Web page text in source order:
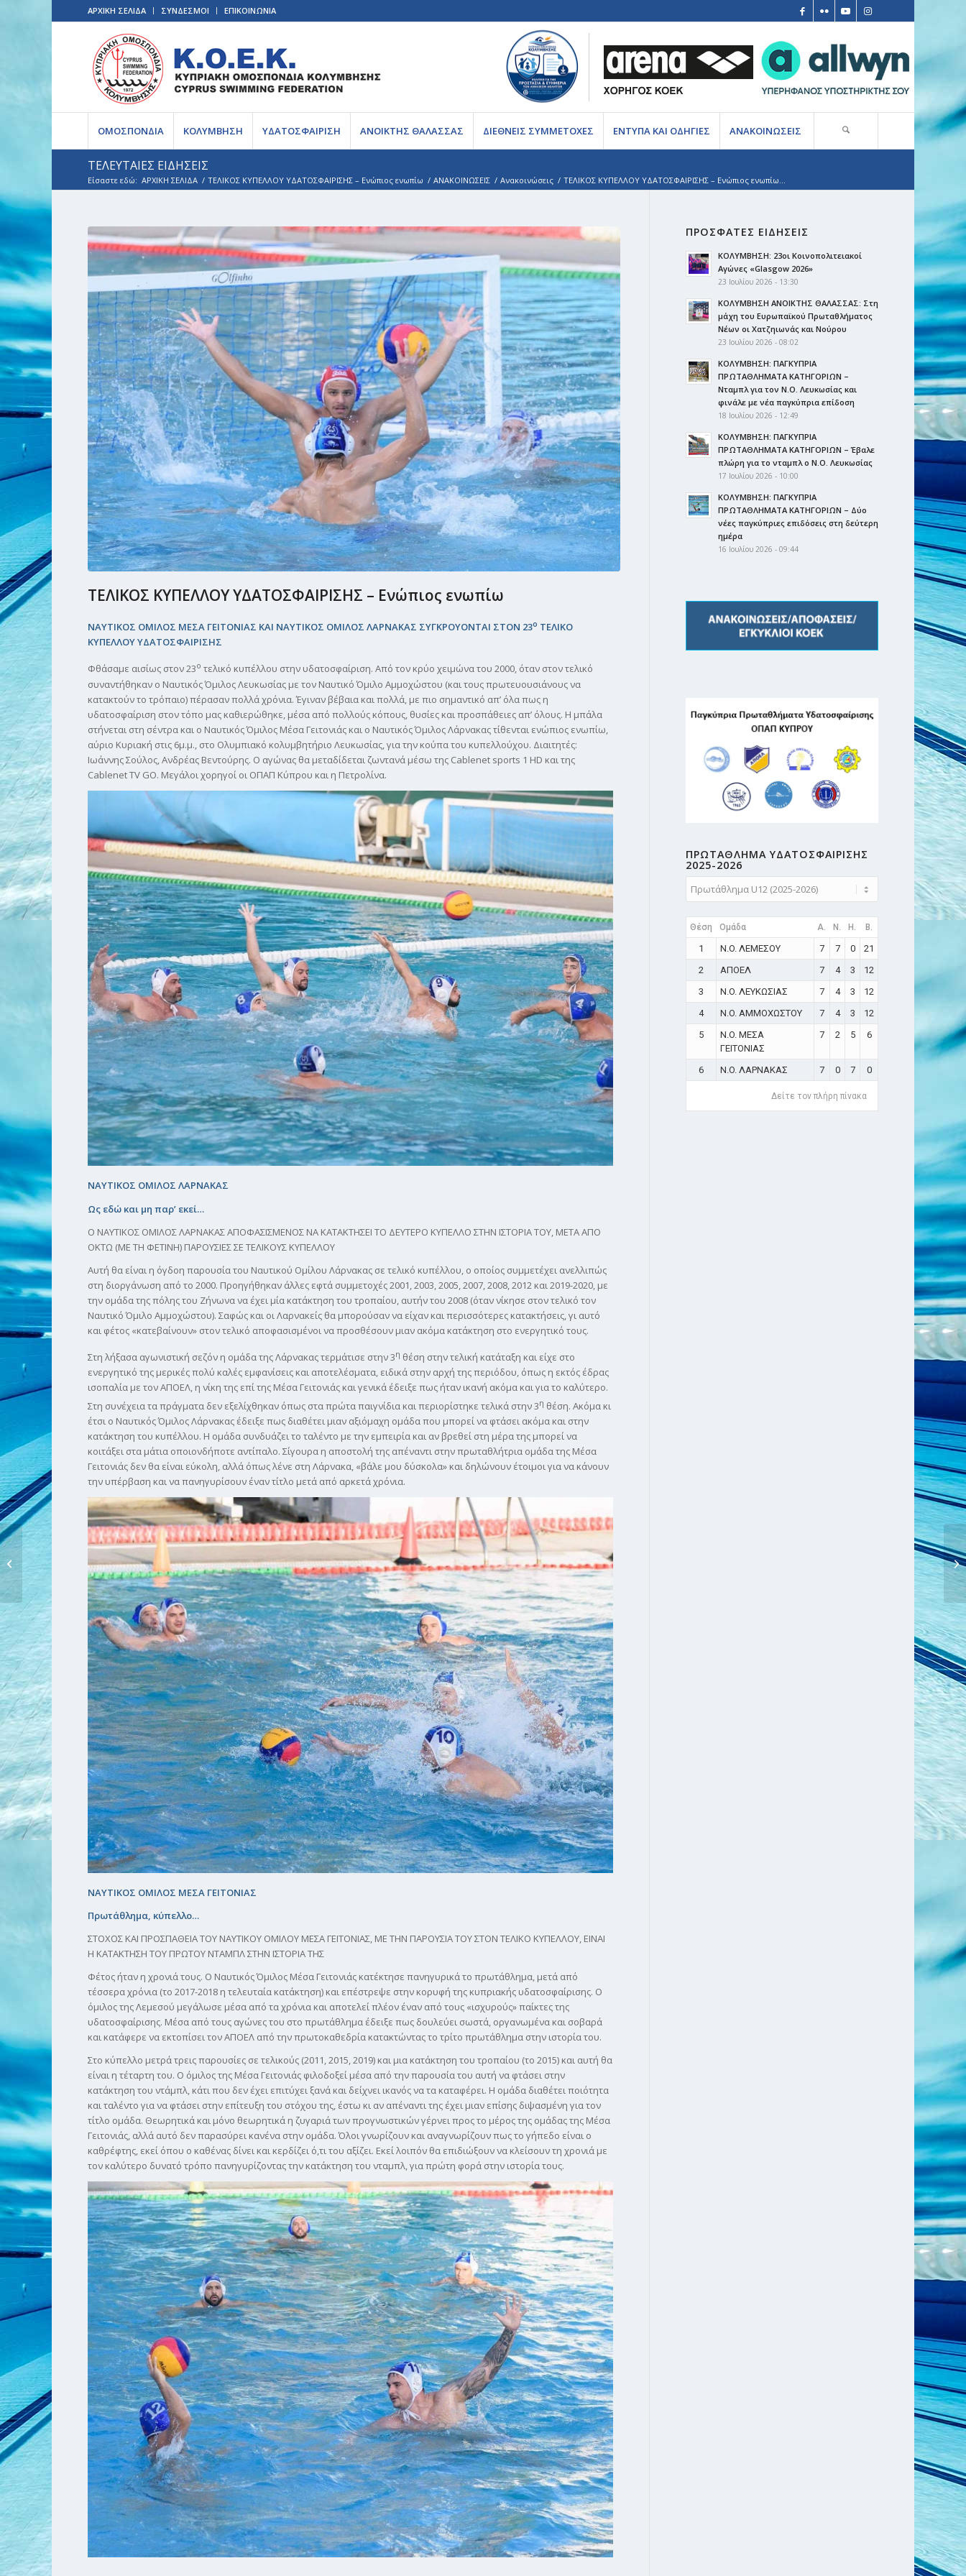
ΑΡΧΙΚΗ ΣΕΛΙΔΑ ΣΥΝΔΕΣΜΟΙ ΕΠΙΚΟΙΝΩΝΙΑ
ΟΜΟΣΠΟΝΔΙΑ ΚΟΛΥΜΒΗΣΗ ΥΔΑΤΟΣΦΑΙΡΙΣΗ ΑΝΟΙΚΤΗΣ ΘΑΛΑΣΣΑΣ ΔΙΕΘΝΕΙΣ ΣΥΜΜΕΤΟΧΕΣ ΕΝΤΥΠΑ ΚΑΙ ΟΔΗΓΙΕΣ ΑΝΑΚΟΙΝΩΣΕΙΣ
ΤΕΛΕΥΤΑΙΕΣ ΕΙΔΗΣΕΙΣ
Είσαστε εδώ: ΑΡΧΙΚΗ ΣΕΛΙΔΑ / ΤΕΛΙΚΟΣ ΚΥΠΕΛΛΟΥ ΥΔΑΤΟΣΦΑΙΡΙΣΗΣ – Ενώπιος ενωπίω / ΑΝΑΚΟΙΝΩΣΕΙΣ / Ανακοινώσεις / ΤΕΛΙΚΟΣ ΚΥΠΕΛΛΟΥ ΥΔΑΤΟΣΦΑΙΡΙΣΗΣ – Ενώπιος ενωπίω...
ΤΕΛΙΚΟΣ ΚΥΠΕΛΛΟΥ ΥΔΑΤΟΣΦΑΙΡΙΣΗΣ – Ενώπιος ενωπίω
ΝΑΥΤΙΚΟΣ ΟΜΙΛΟΣ ΜΕΣΑ ΓΕΙΤΟΝΙΑΣ ΚΑΙ ΝΑΥΤΙΚΟΣ ΟΜΙΛΟΣ ΛΑΡΝΑΚΑΣ ΣΥΓΚΡΟΥΟΝΤΑΙ ΣΤΟΝ 23ο ΤΕΛΙΚΟ
ΚΥΠΕΛΛΟΥ ΥΔΑΤΟΣΦΑΙΡΙΣΗΣ
Φθάσαμε αισίως στον 23ο τελικό κυπέλλου στην υδατοσφαίριση. Από τον κρύο χειμώνα του 2000, όταν στον τελικό
συναντήθηκαν ο Ναυτικός Όμιλος Λευκωσίας με τον Ναυτικό Όμιλο Αμμοχώστου (και τους πρωτευουσιάνους να
κατακτούν το τρόπαιο) πέρασαν πολλά χρόνια. Έγιναν βέβαια και πολλά, με πιο σημαντικό απ’ όλα πως η
υδατοσφαίριση στον τόπο μας καθιερώθηκε, μέσα από πολλούς κόπους, θυσίες και προσπάθειες απ’ όλους. Η μπάλα
στήνεται στη σέντρα και ο Ναυτικός Όμιλος Μέσα Γειτονιάς και ο Ναυτικός Όμιλος Λάρνακας τίθενται ενώπιος ενωπίω,
αύριο Κυριακή στις 6μ.μ., στο Ολυμπιακό κολυμβητήριο Λευκωσίας, για την κούπα του κυπελλούχου. Διαιτητές:
Ιωάννης Σούλος, Ανδρέας Βεντούρης. Ο αγώνας θα μεταδίδεται ζωντανά μέσω της Cablenet sports 1 HD και της
Cablenet TV GO. Μεγάλοι χορηγοί οι ΟΠΑΠ Κύπρου και η Πετρολίνα.
ΝΑΥΤΙΚΟΣ ΟΜΙΛΟΣ ΛΑΡΝΑΚΑΣ
Ως εδώ και μη παρ’ εκεί…
Ο ΝΑΥΤΙΚΟΣ ΟΜΙΛΟΣ ΛΑΡΝΑΚΑΣ ΑΠΟΦΑΣΙΣΜΕΝΟΣ ΝΑ ΚΑΤΑΚΤΗΣΕΙ ΤΟ ΔΕΥΤΕΡΟ ΚΥΠΕΛΛΟ ΣΤΗΝ ΙΣΤΟΡΙΑ ΤΟΥ, ΜΕΤΑ ΑΠΟ
ΟΚΤΩ (ΜΕ ΤΗ ΦΕΤΙΝΗ) ΠΑΡΟΥΣΙΕΣ ΣΕ ΤΕΛΙΚΟΥΣ ΚΥΠΕΛΛΟΥ
Αυτή θα είναι η όγδοη παρουσία του Ναυτικού Ομίλου Λάρνακας σε τελικό κυπέλλου, ο οποίος συμμετέχει ανελλιπώς
στη διοργάνωση από το 2000. Προηγήθηκαν άλλες εφτά συμμετοχές 2001, 2003, 2005, 2007, 2008, 2012 και 2019-2020, με
την ομάδα της πόλης του Ζήνωνα να έχει μία κατάκτηση του τροπαίου, αυτήν του 2008 (όταν νίκησε στον τελικό τον
Ναυτικό Όμιλο Αμμοχώστου). Σαφώς και οι Λαρνακείς θα μπορούσαν να είχαν και περισσότερες κατακτήσεις, γι αυτό
και φέτος «κατεβαίνουν» στον τελικό αποφασισμένοι να προσθέσουν μιαν ακόμα κατάκτηση στο ενεργητικό τους.
Στη λήξασα αγωνιστική σεζόν η ομάδα της Λάρνακας τερμάτισε στην 3η θέση στην τελική κατάταξη και είχε στο
ενεργητικό της μερικές πολύ καλές εμφανίσεις και αποτελέσματα, ειδικά στην αρχή της περιόδου, όπως η εκτός έδρας
ισοπαλία με τον ΑΠΟΕΛ, η νίκη της επί της Μέσα Γειτονιάς και γενικά έδειξε πως ήταν ικανή ακόμα και για το καλύτερο.
Στη συνέχεια τα πράγματα δεν εξελίχθηκαν όπως στα πρώτα παιγνίδια και περιορίστηκε τελικά στην 3η θέση. Ακόμα κι
έτσι ο Ναυτικός Όμιλος Λάρνακας έδειξε πως διαθέτει μιαν αξιόμαχη ομάδα που μπορεί να φτάσει ακόμα και στην
κατάκτηση του κυπέλλου. Η ομάδα συνδυάζει το ταλέντο με την εμπειρία και αν βρεθεί στη μέρα της μπορεί να
κοιτάξει στα μάτια οποιονδήποτε αντίπαλο. Σίγουρα η αποστολή της απέναντι στην πρωταθλήτρια ομάδα της Μέσα
Γειτονιάς δεν θα είναι εύκολη, αλλά όπως λένε στη Λάρνακα, «βάλε μου δύσκολα» και δηλώνουν έτοιμοι για να κάνουν
την υπέρβαση και να πανηγυρίσουν έναν τίτλο μετά από αρκετά χρόνια.
ΝΑΥΤΙΚΟΣ ΟΜΙΛΟΣ ΜΕΣΑ ΓΕΙΤΟΝΙΑΣ
Πρωτάθλημα, κύπελλο…
ΣΤΟΧΟΣ ΚΑΙ ΠΡΟΣΠΑΘΕΙΑ ΤΟΥ ΝΑΥΤΙΚΟΥ ΟΜΙΛΟΥ ΜΕΣΑ ΓΕΙΤΟΝΙΑΣ, ΜΕ ΤΗΝ ΠΑΡΟΥΣΙΑ ΤΟΥ ΣΤΟΝ ΤΕΛΙΚΟ ΚΥΠΕΛΛΟΥ, ΕΙΝΑΙ
Η ΚΑΤΑΚΤΗΣΗ ΤΟΥ ΠΡΩΤΟΥ ΝΤΑΜΠΛ ΣΤΗΝ ΙΣΤΟΡΙΑ ΤΗΣ
Φέτος ήταν η χρονιά τους. Ο Ναυτικός Όμιλος Μέσα Γειτονιάς κατέκτησε πανηγυρικά το πρωτάθλημα, μετά από
τέσσερα χρόνια (το 2017-2018 η τελευταία κατάκτηση) και επέστρεψε στην κορυφή της κυπριακής υδατοσφαίρισης. Ο
όμιλος της Λεμεσού μεγάλωσε μέσα από τα χρόνια και αποτελεί πλέον έναν από τους «ισχυρούς» παίκτες της
υδατοσφαίρισης. Μέσα από τους αγώνες του στο πρωτάθλημα έδειξε πως δουλεύει σωστά, οργανωμένα και σοβαρά
και κατάφερε να εκτοπίσει τον ΑΠΟΕΛ από την πρωτοκαθεδρία κατακτώντας το τρίτο πρωτάθλημα στην ιστορία του.
Στο κύπελλο μετρά τρεις παρουσίες σε τελικούς (2011, 2015, 2019) και μια κατάκτηση του τροπαίου (το 2015) και αυτή θα
είναι η τέταρτη του. Ο όμιλος της Μέσα Γειτονιάς φιλοδοξεί μέσα από την παρουσία του αυτή να φτάσει στην
κατάκτηση του ντάμπλ, κάτι που δεν έχει επιτύχει ξανά και δείχνει ικανός να τα καταφέρει. Η ομάδα διαθέτει ποιότητα
και ταλέντο για να φτάσει στην επίτευξη του στόχου της, έστω κι αν απέναντι της έχει μιαν επίσης διψασμένη για τον
τίτλο ομάδα. Θεωρητικά και μόνο θεωρητικά η ζυγαριά των προγνωστικών γέρνει προς το μέρος της ομάδας της Μέσα
Γειτονιάς, αλλά αυτό δεν παρασύρει κανένα στην ομάδα. Όλοι γνωρίζουν και αναγνωρίζουν πως το γήπεδο είναι ο
καθρέφτης, εκεί όπου ο καθένας δίνει και κερδίζει ό,τι του αξίζει. Εκεί λοιπόν θα επιδιώξουν να κλείσουν τη χρονιά με
τον καλύτερο δυνατό τρόπο πανηγυρίζοντας την κατάκτηση του νταμπλ, για πρώτη φορά στην ιστορία τους.
ΠΡΟΣΦΑΤΕΣ ΕΙΔΗΣΕΙΣ
ΚΟΛΥΜΒΗΣΗ: 23οι Κοινοπολιτειακοί
Αγώνες «Glasgow 2026»
23 Ιουλίου 2026 - 13:30
ΚΟΛΥΜΒΗΣΗ ΑΝΟΙΚΤΗΣ ΘΑΛΑΣΣΑΣ: Στη
μάχη του Ευρωπαϊκού Πρωταθλήματος
Νέων οι Χατζηιωνάς και Νούρου
23 Ιουλίου 2026 - 08:02
ΚΟΛΥΜΒΗΣΗ: ΠΑΓΚΥΠΡΙΑ
ΠΡΩΤΑΘΛΗΜΑΤΑ ΚΑΤΗΓΟΡΙΩΝ –
Νταμπλ για τον Ν.Ο. Λευκωσίας και
φινάλε με νέα παγκύπρια επίδοση
18 Ιουλίου 2026 - 12:49
ΚΟΛΥΜΒΗΣΗ: ΠΑΓΚΥΠΡΙΑ
ΠΡΩΤΑΘΛΗΜΑΤΑ ΚΑΤΗΓΟΡΙΩΝ – Έβαλε
πλώρη για το νταμπλ ο Ν.Ο. Λευκωσίας
17 Ιουλίου 2026 - 10:00
ΚΟΛΥΜΒΗΣΗ: ΠΑΓΚΥΠΡΙΑ
ΠΡΩΤΑΘΛΗΜΑΤΑ ΚΑΤΗΓΟΡΙΩΝ – Δύο
νέες παγκύπριες επιδόσεις στη δεύτερη
ημέρα
16 Ιουλίου 2026 - 09:44
ΠΡΩΤΑΘΛΗMA ΥΔΑΤΟΣΦΑΙΡΙΣΗΣ
2025-2026
Θέση Ομάδα A. N. H. B.
1 N.O. ΛΕΜΕΣΟΥ 7 7 0
21
2
ΑΠΟΕΛ 7 4 3
12
3
N.O. ΛΕΥΚΩΣΙΑΣ 7 4 3
12
4
N.O. ΑΜΜΟΧΩΣΤΟΥ 7 4 3
12
5
N.O. ΜΕΣΑ
ΓΕΙΤΟΝΙΑΣ
7 2 5 6
6 N.O. ΛΑΡΝΑΚΑΣ 7 0 7 0
Δείτε τον πλήρη πίνακα
ΣΥΝΕΝΤΕΥΞΗ:
ΘΕΟΔΩΡΟΣ
ΝΕΝΤΕΛΤΣΙΕΦ –